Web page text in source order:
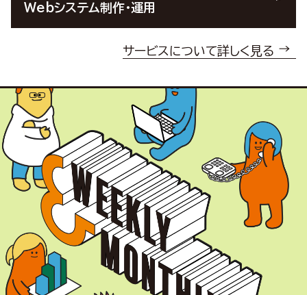
Webシステム制作・運用
サービスについて詳しく見る